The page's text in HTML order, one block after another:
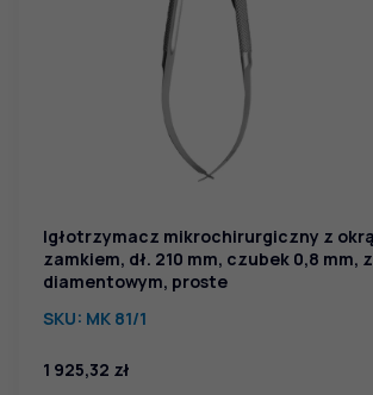
Igłotrzymacz mikrochirurgiczny z
zamkiem, dł. 210 mm, czubek 0,8 mm,
diamentowym, proste
SKU: MK 81/1
1 925,32 zł